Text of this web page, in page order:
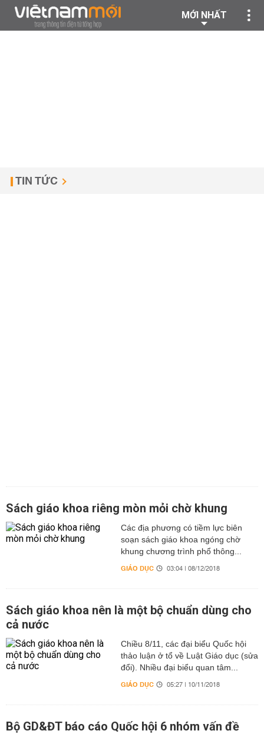
MỚI NHẤT
TIN TỨC
Sách giáo khoa riêng mòn mỏi chờ khung
Các địa phương có tiềm lực biên
soạn sách giáo khoa ngóng chờ
khung chương trình phổ thông...
GIÁO DỤC 03:04 | 08/12/2018
Sách giáo khoa nên là một bộ chuẩn dùng cho
cả nước
Chiều 8/11, các đại biểu Quốc hội
thảo luận ở tổ về Luật Giáo dục (sửa
đổi). Nhiều đại biểu quan tâm...
GIÁO DỤC 05:27 | 10/11/2018
Bộ GD&ĐT báo cáo Quốc hội 6 nhóm vấn đề